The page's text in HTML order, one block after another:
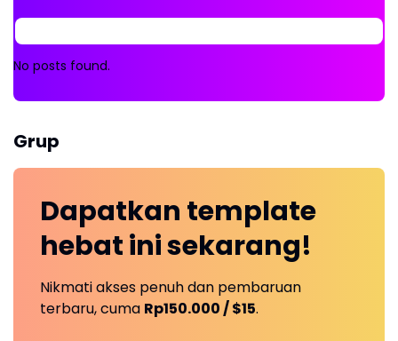
No posts found.
Grup
Dapatkan template
hebat inisekarang!
Nikmati akses penuh dan pembaruan
terbaru, cuma Rp150.000 / $15.